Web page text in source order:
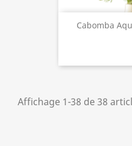
Cabomba
Affichage 1-38 de 38